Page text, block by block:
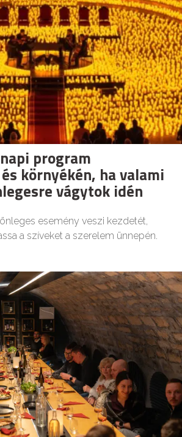
program
környékén, ha valami
vágytok idén
esemény veszi kezdetét,
a szíveket a szerelem ünnepén.